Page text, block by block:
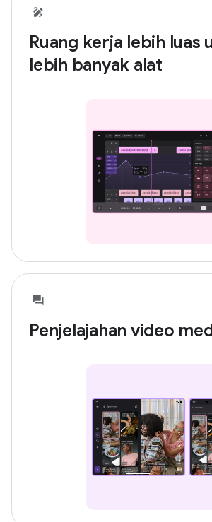
Ruang kerja lebih luas
lebih banyak alat
Penjelajahan video